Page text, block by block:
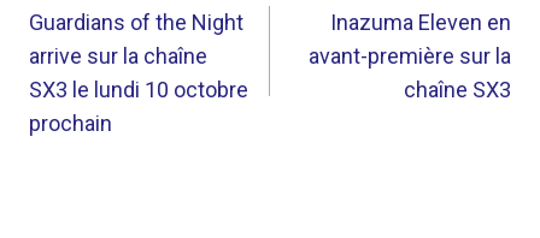
DE
L’ARTICLE
Guardians of the Night
arrive sur la chaîne
SX3 le lundi 10 octobre
prochain
Inazuma Eleven en
avant-première sur la
chaîne SX3